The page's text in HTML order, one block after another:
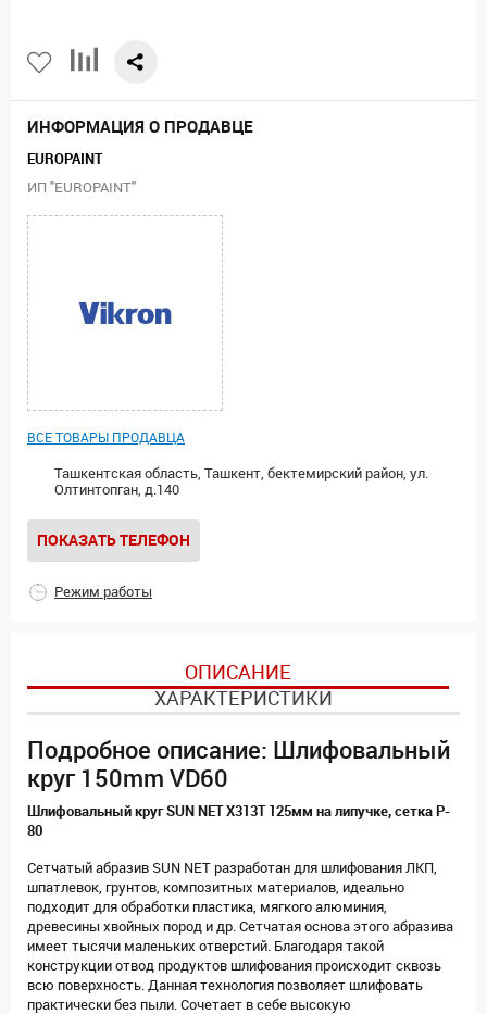
ИНФОРМАЦИЯ О ПРОДАВЦЕ
EUROPAINT
ИП "EUROPAINT"
ВСЕ ТОВАРЫ ПРОДАВЦА
Ташкентская область, Ташкент, бектемирский район, ул.
Олтинтопган, д.140
ПОКАЗАТЬ ТЕЛЕФОН
Режим работы
ОПИСАНИЕ
ХАРАКТЕРИСТИКИ
Подробное описание: Шлифовальный
круг 150mm VD60
Шлифовальный круг SUN NET X313T 125мм на липучке, сетка P-
80
Сетчатый абразив SUN NET разработан для шлифования ЛКП,
шпатлевок, грунтов, композитных материалов, идеально
подходит для обработки пластика, мягкого алюминия,
древесины хвойных пород и др. Сетчатая основа этого абразива
имеет тысячи маленьких отверстий. Благодаря такой
конструкции отвод продуктов шлифования происходит сквозь
всю поверхность. Данная технология позволяет шлифовать
практически без пыли. Сочетает в себе высокую